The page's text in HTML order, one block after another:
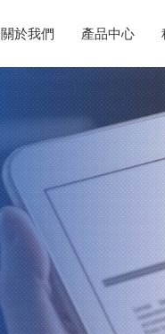
關於我們 產品中心